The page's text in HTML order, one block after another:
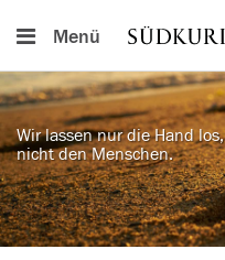
Menü
Wir lassen nur die Hand los,
nicht den Menschen.